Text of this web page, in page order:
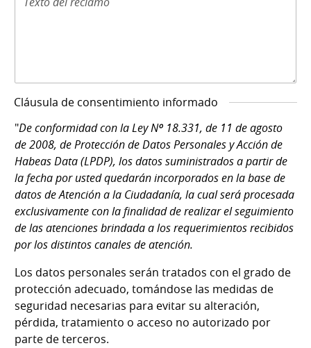
Cláusula de consentimiento informado
"De conformidad con la Ley Nº 18.331, de 11 de agosto
de 2008, de Protección de Datos Personales y Acción de
Habeas Data (LPDP), los datos suministrados a partir de
la fecha por usted quedarán incorporados en la base de
datos de Atención a la Ciudadanía, la cual será procesada
exclusivamente con la finalidad de realizar el seguimiento
de las atenciones brindada a los requerimientos recibidos
por los distintos canales de atención.
Los datos personales serán tratados con el grado de
protección adecuado, tomándose las medidas de
seguridad necesarias para evitar su alteración,
pérdida, tratamiento o acceso no autorizado por
parte de terceros.